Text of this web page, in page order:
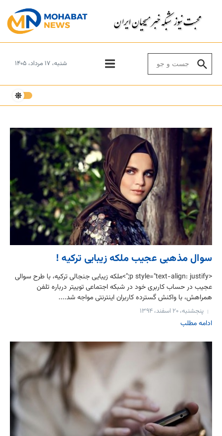
شنبه، ۱۷ مرداد، ۱۴۰۵
سوال مذهبی عجیب ملکه زیبایی ترکیه !
<p style="text-align: justify;">ملکه زیبایی جنجالی ترکیه، با طرح سوالی
عجیب در حساب کاربری خود در شبکه اجتماعی توییتر درباره تلفن
همراهش، با واکنش گسترده کاربران اینترنتی مواجه شد....
پنجشنبه، ۲۰ اسفند، ۱۳۹۴
ادامه مطلب